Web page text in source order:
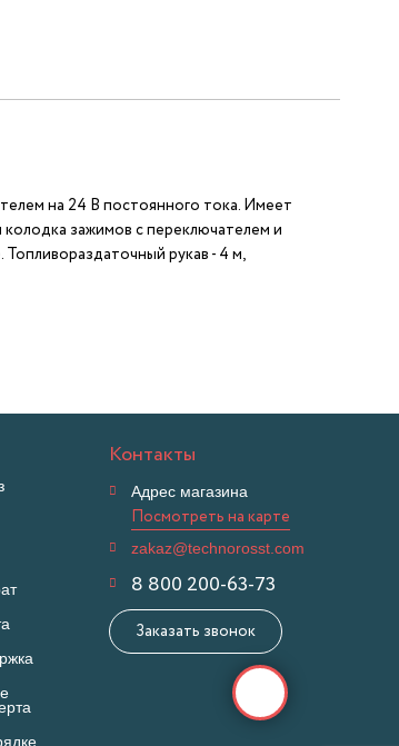
на 24 В постоянного тока. Имеет
зажимов с переключателем и
рукав - 4 м,
Контакты
Адрес магазина
Посмотреть на карте
zakaz@technorosst.com
8 800 200-63-73
Заказать звонок